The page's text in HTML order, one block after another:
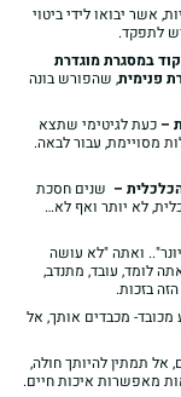
אשר יבואו לידי ביטוי
לתפקד.
במסגרת מוגדרת
פנימית, שהפורש בונה
–כעת לגיטימי שתצא
מסויימת, עבור לבאה.
– שנים חסכת
לא יותר ואף לא…
ואתה "לא עושה
לומד, עובד, מתנדב,
בזכות.
מכבדים אותך, אל
אל תמתין להיותך חולה,
מאפשרות איכות חיים.